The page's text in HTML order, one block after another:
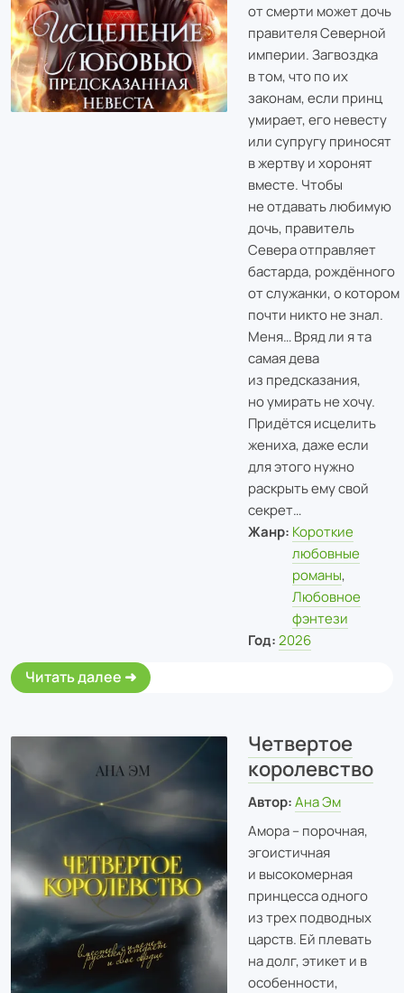
от смерти может дочь
правителя Северной
империи. Загвоздка
в том, что по их
законам, если принц
умирает, его невесту
или супругу приносят
в жертву и хоронят
вместе. Чтобы
не отдавать любимую
дочь, правитель
Севера отправляет
бастарда, рождённого
от служанки, о котором
почти никто не знал.
Меня… Вряд ли я та
самая дева
из предсказания,
но умирать не хочу.
Придётся исцелить
жениха, даже если
для этого нужно
раскрыть ему свой
секрет…
Жанр: Короткие
любовные
романы,
Любовное
фэнтези
Год: 2026
Читать далее
Четвертое
королевство
Автор: Ана Эм
Амора – порочная,
эгоистичная
и высокомерная
принцесса одного
из трех подводных
царств. Ей плевать
на долг, этикет и в
особенности,